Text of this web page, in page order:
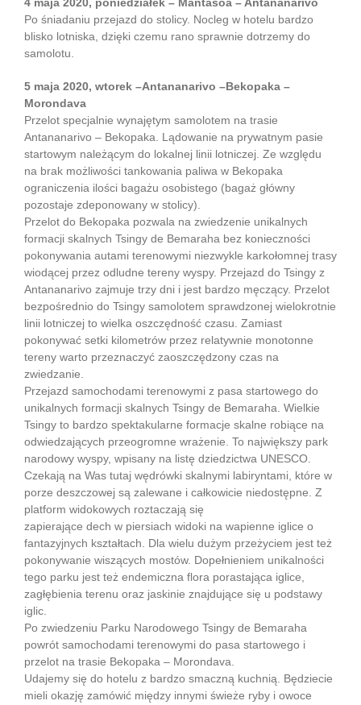
Po śniadaniu przejazd do stolicy. Nocleg w hotelu bardzo
blisko lotniska, dzięki czemu rano sprawnie dotrzemy do
samolotu.
5 maja 2020, wtorek –Antananarivo –Bekopaka –
Morondava
Przelot specjalnie wynajętym samolotem na trasie
Antananarivo – Bekopaka. Lądowanie na prywatnym pasie
startowym należącym do lokalnej linii lotniczej. Ze względu
na brak możliwości tankowania paliwa w Bekopaka
ograniczenia ilości bagażu osobistego (bagaż główny
pozostaje zdeponowany w stolicy).
Przelot do Bekopaka pozwala na zwiedzenie unikalnych
formacji skalnych Tsingy de Bemaraha bez konieczności
pokonywania autami terenowymi niezwykle karkołomnej trasy
wiodącej przez odludne tereny wyspy. Przejazd do Tsingy z
Antananarivo zajmuje trzy dni i jest bardzo męczący. Przelot
bezpośrednio do Tsingy samolotem sprawdzonej wielokrotnie
linii lotniczej to wielka oszczędność czasu. Zamiast
pokonywać setki kilometrów przez relatywnie monotonne
tereny warto przeznaczyć zaoszczędzony czas na
zwiedzanie.
Przejazd samochodami terenowymi z pasa startowego do
unikalnych formacji skalnych Tsingy de Bemaraha. Wielkie
Tsingy to bardzo spektakularne formacje skalne robiące na
odwiedzających przeogromne wrażenie. To największy park
narodowy wyspy, wpisany na listę dziedzictwa UNESCO.
Czekają na Was tutaj wędrówki skalnymi labiryntami, które w
porze deszczowej są zalewane i całkowicie niedostępne. Z
platform widokowych roztaczają się
zapierające dech w piersiach widoki na wapienne iglice o
fantazyjnych kształtach. Dla wielu dużym przeżyciem jest też
pokonywanie wiszących mostów. Dopełnieniem unikalności
tego parku jest też endemiczna flora porastająca iglice,
zagłębienia terenu oraz jaskinie znajdujące się u podstawy
iglic.
Po zwiedzeniu Parku Narodowego Tsingy de Bemaraha
powrót samochodami terenowymi do pasa startowego i
przelot na trasie Bekopaka – Morondava.
Udajemy się do hotelu z bardzo smaczną kuchnią. Będziecie
mieli okazję zamówić między innymi świeże ryby i owoce